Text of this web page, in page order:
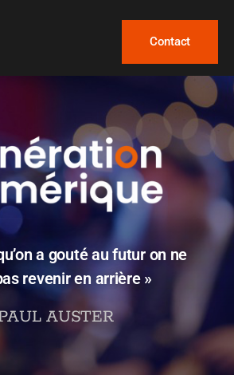
Contact
a gouté au futur on ne
revenir en arrière »
AUSTER